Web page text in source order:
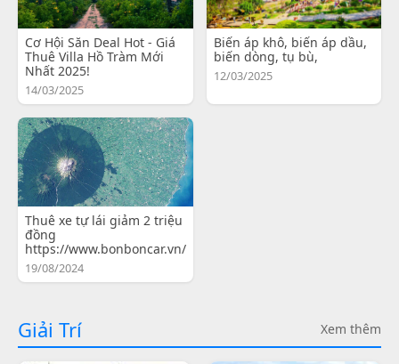
Cơ Hội Săn Deal Hot - Giá
Thuê Villa Hồ Tràm Mới
Nhất 2025!
14/03/2025
Biến áp khô, biến áp dầu,
biến dòng, tụ bù,
12/03/2025
Thuê xe tự lái giảm 2 triệu
đồng
https://www.bonboncar.vn/
19/08/2024
Giải Trí Xem thêm